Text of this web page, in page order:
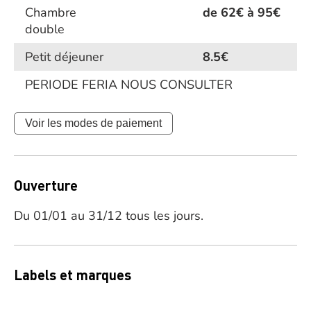
Chambre
double
de 62€ à 95€
Petit déjeuner
8.5€
PERIODE FERIA NOUS CONSULTER
Voir les modes de paiement
Ouverture
Du 01/01 au 31/12 tous les jours.
Labels et marques